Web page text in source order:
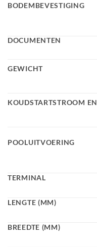
BODEMBEVESTIGING
DOCUMENTEN
GEWICHT
KOUDSTARTSTROOM EN
POOLUITVOERING
TERMINAL
LENGTE (MM)
BREEDTE (MM)